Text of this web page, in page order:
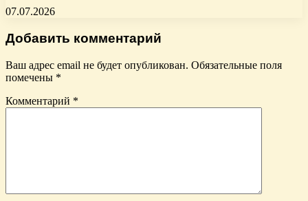
07.07.2026
Добавить комментарий
Ваш адрес email не будет опубликован. Обязательные поля
помечены *
Комментарий *